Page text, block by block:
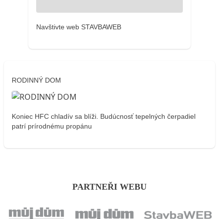
Navštivte web STAVBAWEB
RODINNÝ DOM
Koniec HFC chladív sa blíži. Budúcnosť tepelných čerpadiel
patrí prírodnému propánu
PARTNEŘI WEBU